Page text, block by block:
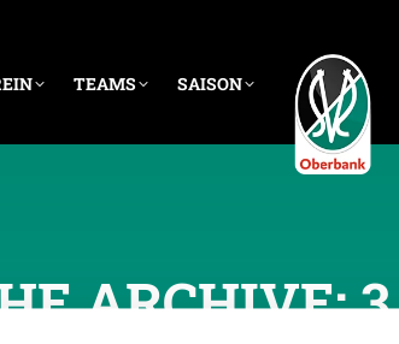
TEAMS SAISON
ARCHIVE: